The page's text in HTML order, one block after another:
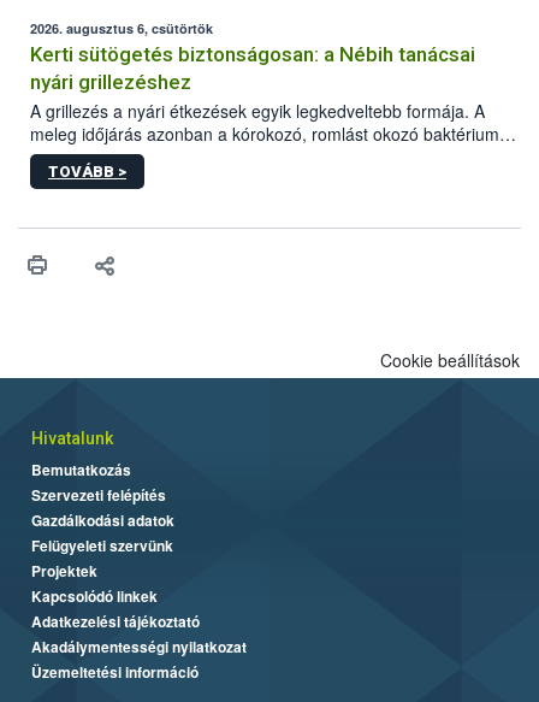
érésű szőlőkben is legyen lehetőség a károsító elleni további
védekezésre. Az Oroganic készítmény kis kiszerelésben kiskerti
felhasználók számára is elérhető és ökológiai termesztésben is
engedélyezett.
2026. augusztus 6, csütörtök
Kerti sütögetés biztonságosan: a Nébih tanácsai
nyári grillezéshez
A grillezés a nyári étkezések egyik legkedveltebb formája. A
meleg időjárás azonban a kórokozó, romlást okozó baktériumok
gyorsabb szaporodásának is kedvez. A szabadtéri sütögetés
ezért nem csupán a megfelelő sütési technikáról szól: legalább
higiéniai szabályok betartása, a megfelelő hőkezelés, valamint a
biztonsági Hivatal (Nébih) Oktatási Programja összegyűjtötte a
TOVÁBB >
Cookie beállítások
Hivatalunk
Bemutatkozás
Szervezeti felépítés
Gazdálkodási adatok
Felügyeleti szervünk
Projektek
Kapcsolódó linkek
Adatkezelési tájékoztató
Akadálymentességi nyilatkozat
Üzemeltetési információ